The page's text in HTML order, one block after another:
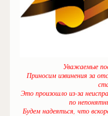
Уважаемые
Приносим извинения за
Это произошло из-за
по
Будем надеяться, что